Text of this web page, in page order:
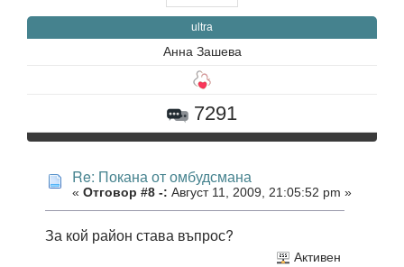
ultra
Анна Зашева
7291
Re: Покана от омбудсмана
« Отговор #8 -: Август 11, 2009, 21:05:52 pm »
За кой район става въпрос?
Активен